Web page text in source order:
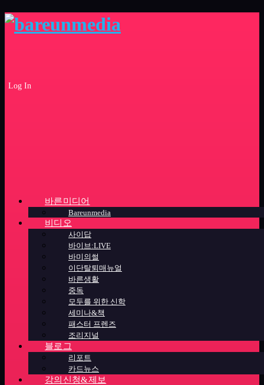
Log In
바른미디어
Bareunmedia
비디오
사이답
바이브:LIVE
바미의썰
이단탈퇴매뉴얼
바른생활
중독
모두를 위한 신학
세미나&책
패스터 프렌즈
조리지널
블로그
리포트
카드뉴스
강의신청&제보